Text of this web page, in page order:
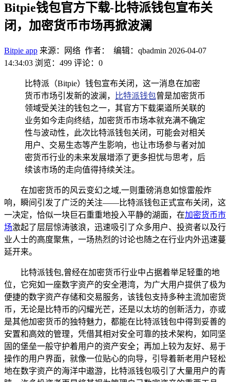
Bitpie钱包官方下载-比特派钱包宣布关
闭，加密货币市场再掀波澜
Bitpie app 来源：网络 作者： 编辑：qbadmin 2026-04-07
14:34:03 浏览：499 评论：0
比特派（Bitpie）钱包宣布关闭，这一消息在加密
货币市场引发新的波澜，
比特派钱包曾是加密货币
领域受关注的钱包之一，其官方下载渠道所关联的
业务如今走向终结，加密货币市场本就充满不确定
性与波动性，此次比特派钱包关闭，可能会对相关
用户、交易生态等产生影响，也让市场参与者对加
密货币行业的未来发展增添了更多担忧与思考，后
续该市场的走向值得持续关注。
在加密货币的风云变幻之域,一则重磅消息如惊雷般炸
响，瞬间引发了广泛的关注——比特派钱包正式宣布关闭，这
一决定，恰似一块巨石重重地投入平静的湖面，在加密货币市
场激起了层层惊涛骇浪，迅速吸引了众多用户、投资者以及行
业人士的高度聚焦，一场热烈的讨论也随之在行业内外迅速蔓
延开来。
比特派钱包,曾经在加密货币行业中占据着举足轻重的地
位，它宛如一座数字资产的安全港湾，为广大用户提供了极为
便捷的数字资产存储和交易服务，该钱包支持多种主流加密货
币，无论是比特币的闪耀光芒，还是以太坊的创新活力，亦或
是其他加密货币的独特魅力，都能在比特派钱包中得到妥善的
安置和高效的管理，凭借其相对安全可靠的技术架构，如同坚
固的堡垒一般守护着用户的资产安全；再加上较为友好、易于
操作的用户界面，就像一位贴心的向导，引导着新老用户轻松
地在数字资产的海洋中遨游，比特派钱包吸引了大量用户的青